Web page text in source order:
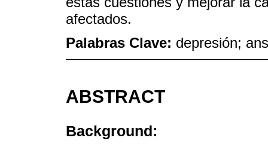
afectados.
Palabras Clave: depresión;
ABSTRACT
Background: